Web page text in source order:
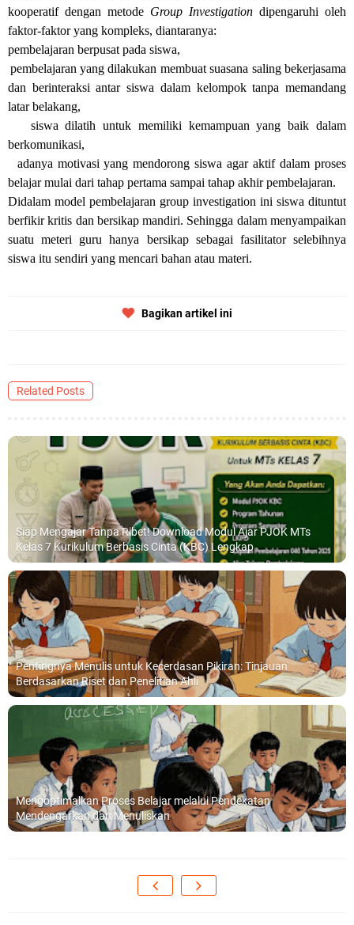
kooperatif dengan metode Group Investigation dipengaruhi oleh
faktor-faktor yang kompleks, diantaranya:
pembelajaran berpusat pada siswa,
pembelajaran yang dilakukan membuat suasana saling bekerjasama
dan berinteraksi antar siswa dalam kelompok tanpa memandang
latar belakang,
siswa dilatih untuk memiliki kemampuan yang baik dalam
berkomunikasi,
adanya motivasi yang mendorong siswa agar aktif dalam proses
belajar mulai dari tahap pertama sampai tahap akhir pembelajaran.
Didalam model pembelajaran group investigation ini siswa dituntut
berfikir kritis dan bersikap mandiri. Sehingga dalam menyampaikan
suatu meteri guru hanya bersikap sebagai fasilitator selebihnya
siswa itu sendiri yang mencari bahan atau materi.
Bagikan artikel ini
Related Posts
Siap Mengajar Tanpa Ribet! Download Modul Ajar PJOK MTs
Kelas 7 Kurikulum Berbasis Cinta (KBC) Lengkap
Pentingnya Menulis untuk Kecerdasan Pikiran: Tinjauan
Berdasarkan Riset dan Penelitian Ahli
Mengoptimalkan Proses Belajar melalui Pendekatan
Mendengarkan dan Menuliskan